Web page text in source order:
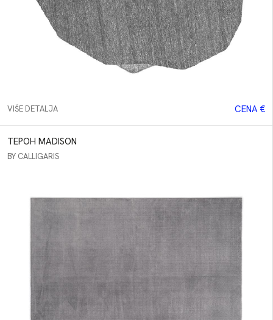
VIŠE DETALJA CENA €
TEPOH MADISON
BY CALLIGARIS